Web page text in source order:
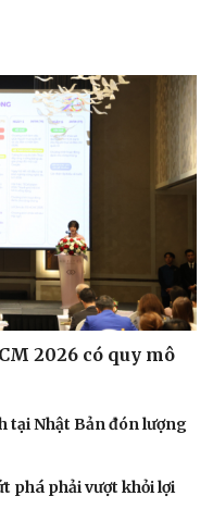
đổi số
2026 có quy mô
tại Nhật Bản đón lượng
phá phải vượt khỏi lợi